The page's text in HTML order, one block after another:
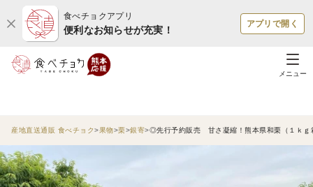
食べチョクアプリ
便利なお知らせが充実！
アプリで開く
メニュー
産地直送通販 食べチョク 果物 栗 銀寄 ◎先行予約販売 甘さ凝縮！熊本県和栗（１ｋｇ